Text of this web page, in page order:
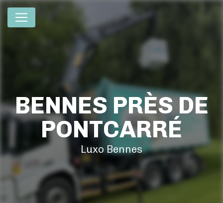
BENNES PRÈS DE
PONTCARRÉ
Luxo Bennes
Panneau de gestion des cookies